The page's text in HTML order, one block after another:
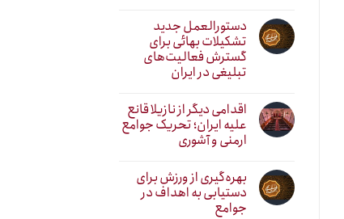
دستورالعمل جدید
تشکیلات بهائی برای
گسترش فعالیت‌های
تبلیغی در ایران
اقدامی دیگر از نازیلا قانع
علیه ایران؛ تحریک جوامع
ارمنی و آشوری
بهره‌گیری از ورزش برای
دستیابی به اهداف در
جوامع